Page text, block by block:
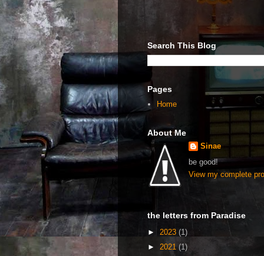
Search This Blog
Pages
Home
About Me
Sinae
be good!
View my complete
the letters from Paradise
► 2023 (1)
► 2021 (1)